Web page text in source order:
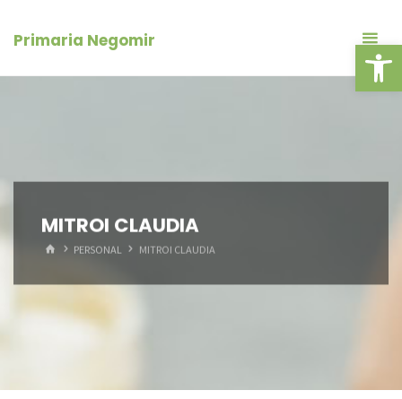
Deschide
Primaria Negomir
MITROI CLAUDIA
HOMEPERSONAL MITROI CLAUDIA